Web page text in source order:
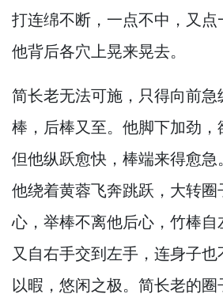
打连绵不断， 一点不中， 又点
他背后各穴上晃来晃去。
简长老无法可施， 只得向前急
棒， 后棒又至。 他脚下加劲，
但他纵跃愈快， 棒端来得愈急。
他绕着黄蓉飞奔跳跃， 大转圈
心， 举棒不离他后心， 竹棒自
又自右手交到左手， 连身子也
以暇， 悠闲之极。 简长老的圈